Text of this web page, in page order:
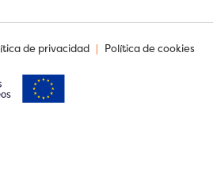
de privacidad | Política de cookies